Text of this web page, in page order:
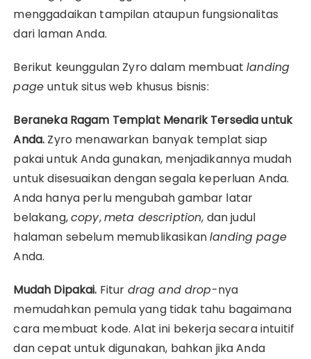
menggadaikan tampilan ataupun fungsionalitas
dari laman Anda.
Berikut keunggulan Zyro dalam membuatlanding
pageuntuk situs web khusus bisnis:
Beraneka Ragam Templat Menarik Tersedia untuk
Anda. Zyro menawarkan banyak templat siap
pakai untuk Anda gunakan, menjadikannya mudah
untuk disesuaikan dengan segala keperluan Anda.
Anda hanya perlu mengubah gambar latar
belakang,copy,meta description, dan judul
halaman sebelum memublikasikanlanding page
Anda.
Mudah Dipakai. Fitur drag and drop-nya
memudahkan pemula yang tidak tahu bagaimana
cara membuat kode. Alat ini bekerja secara intuitif
dan cepat untuk digunakan, bahkan jika Anda